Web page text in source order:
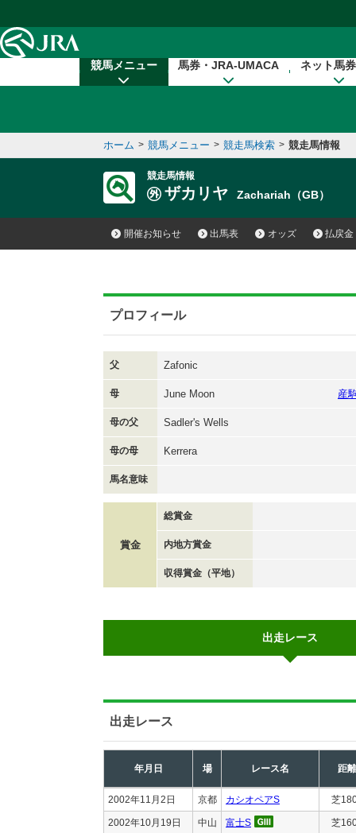
競馬メニュー 馬券・JRA-UMACA ネット馬
ホーム > 競馬メニュー > 競走馬検索 > 競走馬情報
競走馬情報
ザカリヤ Zachariah（GB）
開催お知らせ 出馬表 オッズ 払戻金
プロフィール
父 Zafonic
母 June Moon 産
母の父 Sadler's Wells
母の母 Kerrera
馬名意味
賞金
総賞金
内地方賞金
収得賞金（平地）
出走レース
出走レース
年月日 場 レース名 距離
2002年11月2日 京都 カシオペアS 芝
2002年10月19日 中山 富士S 芝